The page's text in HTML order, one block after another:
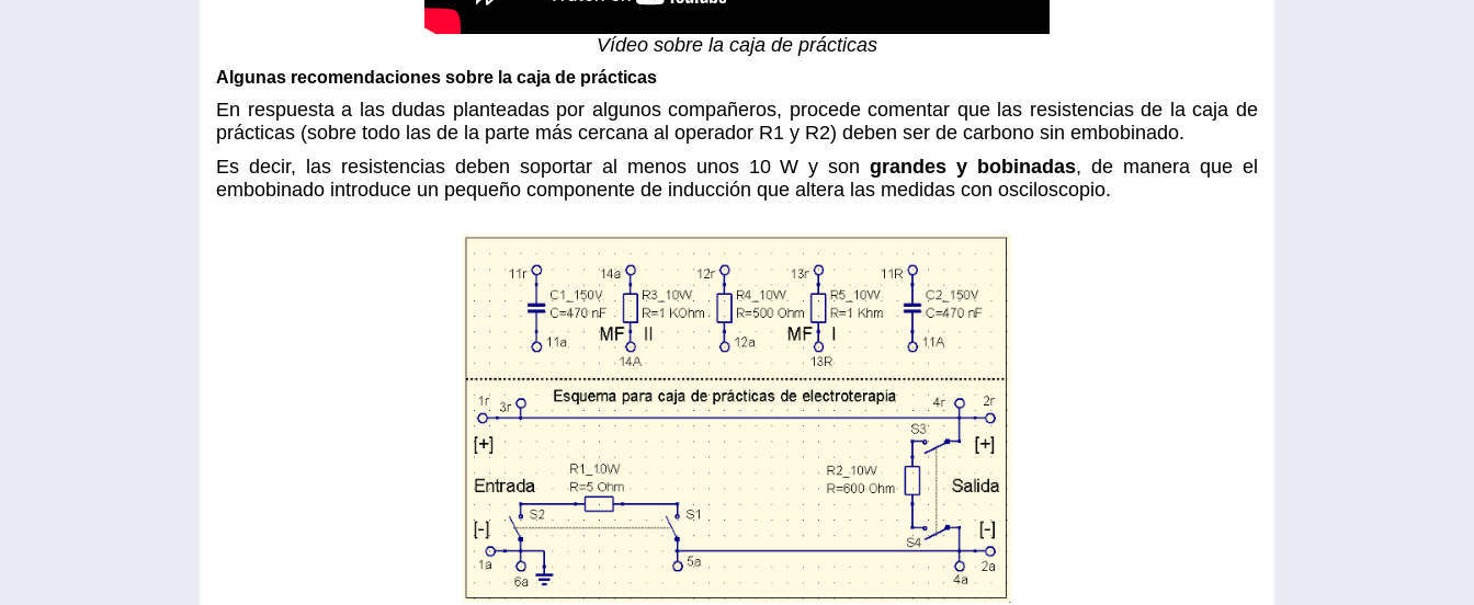
Vídeo sobre la caja de prácticas
Algunas recomendaciones sobre la caja de prácticas
En respuesta a las dudas planteadas por algunos compañeros, procede comentar que las resistencias de la caja de
prácticas (sobre todo las de la parte más cercana al operador R1 y R2) deben ser de carbono sin embobinado.
Es decir, las resistencias deben soportar al menos unos 10 W y songrandes y bobinadas, de manera que el
embobinado introduce un pequeño componente de inducción que altera las medidas con osciloscopio.